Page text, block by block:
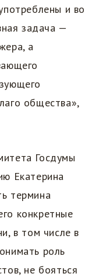
и во
задача —
а
общества»,
Госдумы
Екатерина
термина
конкретные
в том числе в
роль
не бояться